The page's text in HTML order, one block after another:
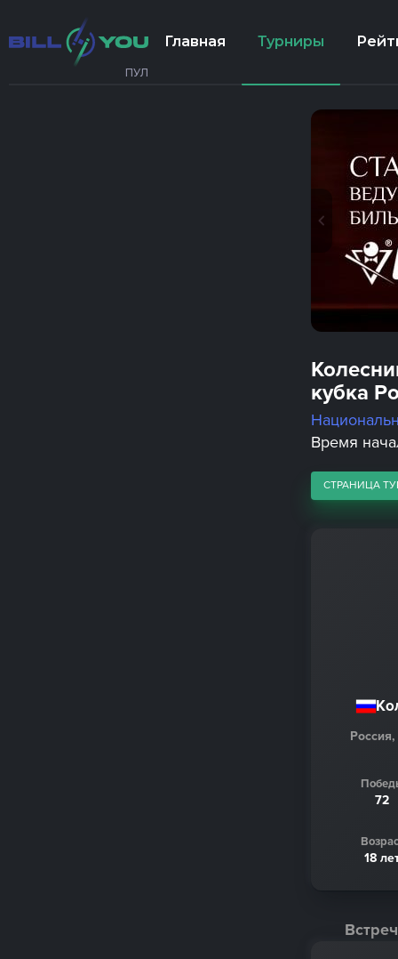
ПУЛ
Главная Турниры
кубка
Время
СТРАНИЦА
72
18